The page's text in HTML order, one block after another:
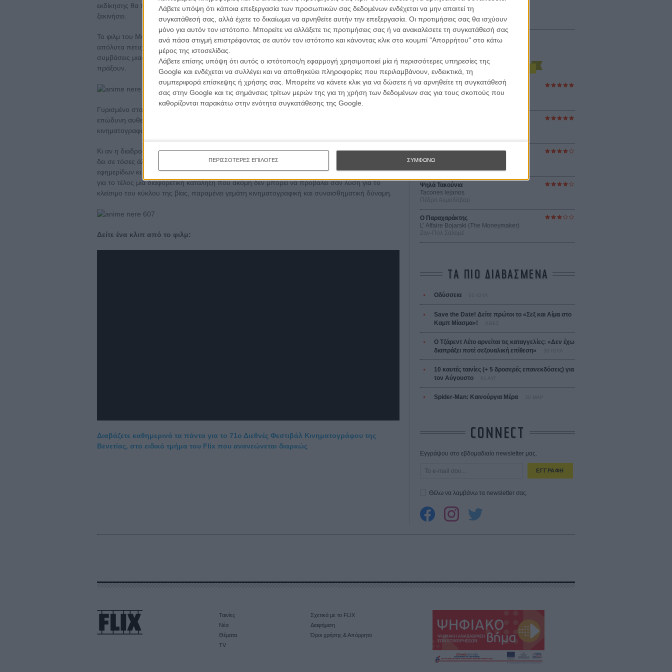
Λάβετε υπόψη ότι κάποια επεξεργασία των προσωπικών σας δεδομένων ενδέχεται να μην απαιτεί τη
συγκατάθεσή σας, αλλά έχετε το δικαίωμα να αρνηθείτε αυτήν την επεξεργασία. Οι προτιμήσεις σας θα ισχύουν
μόνο για αυτόν τον ιστότοπο. Μπορείτε να αλλάξετε τις προτιμήσεις σας ή να ανακαλέσετε τη συγκατάθεσή σας
ανά πάσα στιγμή επιστρέφοντας σε αυτόν τον ιστότοπο και κάνοντας κλικ στο κουμπί "Απορρήτου" στο κάτω
μέρος της ιστοσελίδας.
Λάβετε επίσης υπόψη ότι αυτός ο ιστότοπος/η εφαρμογή χρησιμοποιεί μία ή περισσότερες υπηρεσίες της
Google και ενδέχεται να συλλέγει και να αποθηκεύει πληροφορίες που περιλαμβάνουν, ενδεικτικά, τη
συμπεριφορά επίσκεψης ή χρήσης σας. Μπορείτε να κάνετε κλικ για να δώσετε ή να αρνηθείτε τη συγκατάθεσή
σας στην Google και τις σημάνσεις τρίτων μερών της για τη χρήση των δεδομένων σας για τους σκοπούς που
καθορίζονται παρακάτω στην ενότητα συγκατάθεσης της Google.
ΠΕΡΙΣΣΟΤΕΡΕΣ ΕΠΙΛΟΓΕΣ ΣΥΜΦΩΝΩ
εκδίκησης θα πάρει το πάνω χέρι για δώσει το έναυσμα σε έναν νέο κύκλο εγκλήματος να
ξεκινήσει.
Το φιλμ του Μούντζι δεν περιγράφει τίποτα που να μην έχουμε ξαναδεί , όμως το κάνει με τρόπο
απόλυτα πετυχημένο, επιμένοντας στους ανθρώπους και στον τρόπο που ο τόπος και οι
συμβάσεις μιας ζωής που έχει οριστεί ερήμην της δικής τους θέλησης, τους επιβάλει να
πράξουν.
Γυρισμένο στα ίδια τα χωριά που αποτελούν την καρδιά της ‘ndrangheta, το φιλμ αποκτά μια
επώδυνη αυθεντικότητα και έναν επώδυνο αντίκτυπο, δίχως να προσθέτει οποιοδήποτε
κινηματογραφικό λούστρο στην μυθολογία του οργανωμένου εγκλήματος.
Κι αν η διαδρομή προς την κορύφωση μοιάζει μοιραία προδιαγεγραμμένη, όχι γιατί την έχουμε
δει σε τόσες άλλες ταινίες πριν από αυτή, μα κυρίως γιατί μοιάζει βγαλμένη από τις σελίδες των
εφημερίδων κι από την επώδυνη αλήθεια μιας γνώριμης κατάστασης, το «Anime Nere» κρατά
για το τέλος μια διαφορετική κατάληξη που ακόμη δεν μπορεί να προβάλει σαν λύση για το
κλείσιμο του κύκλου της βίας, παραμένει γεμάτη κινηματογραφική και συναισθηματική δύναμη.
Δείτε ένα κλιπ από το φιλμ:
Διαβάζετε καθημερινά τα πάντα για το 71ο Διεθνές Φεστιβάλ Κινηματογράφου της
Βενετίας, στο ειδικό τμήμα του Flix που ανανεώνεται διαρκώς
Οι Αρμονίες Βερκμάιστερ
Werckmeister Harmonies
Οδύσσεια
The Odyssey
Ψηλά Τακούνια
Tacones lejanos
Πέδρο Αλμοδόβαρ
Ο Παραχαράκτης
L’ Affaire Bojarski (The Moneymaker)
Ζαν-Πολ Σαλομέ
ΤΑ ΠΙΟ ΔΙΑΒΑΣΜΕΝΑ
Οδύσσεια
Save the Date! Δείτε πρώτοι το «Σεξ και Αίμα στο
Καμπ Μίασμα»!
ΧΘΕΣ
Ο Τζάρεντ Λέτο αρνείται τις καταγγελίες: «Δεν έχω
διαπράξει ποτέ σεξουαλική επίθεση»
10 καυτές ταινίες (+ 5 δροσερές επανεκδόσεις) για
τον Αύγουστο
Spider-Man: Καινούργια Μέρα 30 ΜΑΡ
CONNECT
Εγγράψου στο εβδομαδιαίο newsletter μας.
ΕΓΓΡΑΦΗ
Θέλω να λαμβάνω τα newsletter σας.
Ταινίες
Νέα
Θέματα
TV
Σχετικά με το FLIX
Διαφήμιση
Όροι χρήσης & Απόρρητο